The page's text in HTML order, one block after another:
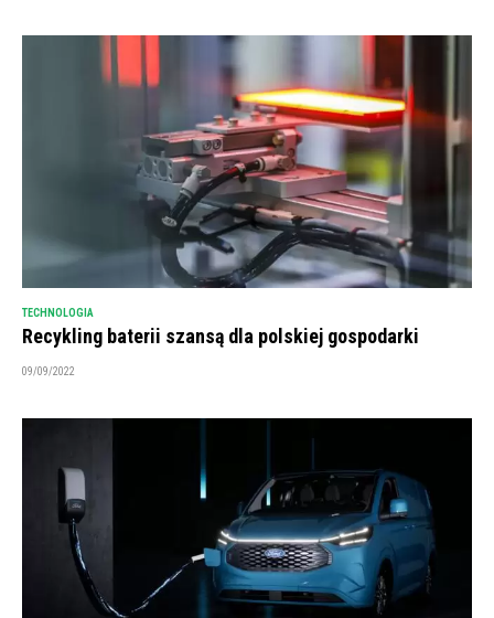
TECHNOLOGIA
Recykling baterii szansą dla polskiej gospodarki
09/09/2022